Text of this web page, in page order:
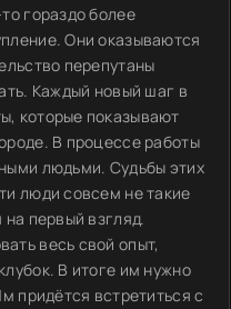
гораздо более
Они оказываются
перепутаны
Каждый новый шаг в
которые показывают
В процессе работы
людьми. Судьбы этих
люди совсем не такие
первый взгляд.
весь свой опыт,
В итоге им нужно
придётся встретиться с